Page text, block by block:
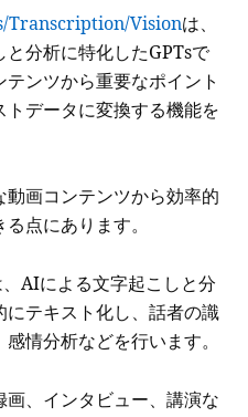
Transcription/Visionは、
分析に特化したGPTsで
ンツから重要なポイント
データに変換する機能を
画コンテンツから効率的
点にあります。
AIによる文字起こしと分
テキスト化し、話者の識
情分析などを行います。
、インタビュー、講演な